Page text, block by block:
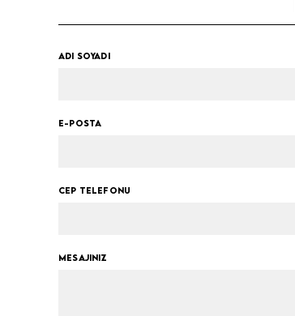
ADI SOYADI
E-POSTA
CEP TELEFONU
MESAJINIZ